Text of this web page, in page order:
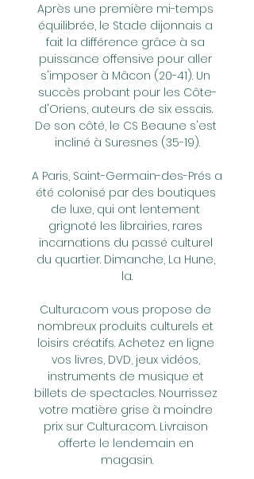
Après une première mi-temps
équilibrée, le Stade dijonnais a
fait la différence grâce à sa
puissance offensive pour aller
s'imposer à Mâcon (20-41). Un
succès probant pour les Côte-
d'Oriens, auteurs de six essais.
De son côté, le CS Beaune s'est
incliné à Suresnes (35-19).
A Paris, Saint-Germain-des-Prés a
été colonisé par des boutiques
de luxe, qui ont lentement
grignoté les librairies, rares
incarnations du passé culturel
du quartier. Dimanche, La Hune,
la.
Cultura.com vous propose de
nombreux produits culturels et
loisirs créatifs. Achetez en ligne
vos livres, DVD, jeux vidéos,
instruments de musique et
billets de spectacles. Nourrissez
votre matière grise à moindre
prix sur Cultura.com. Livraison
offerte le lendemain en
magasin.